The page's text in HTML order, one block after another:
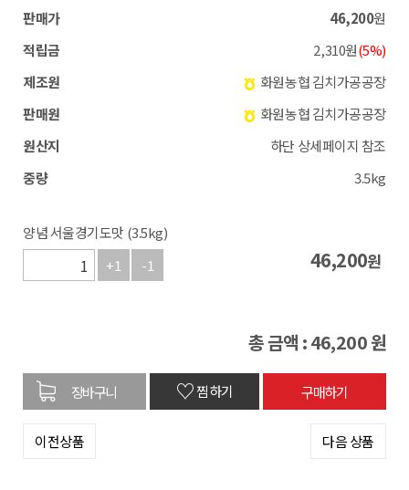
판매가 46,200원
적립금
2,310원(5%)
제조원
화원농협 김치가공공장
판매원
화원농협 김치가공공장
원산지
하단 상세페이지 참조
중량
3.5kg
양념 서울경기도맛 (3.5kg)
+1
-1 46,200원
총 금액 :46,200원
♡찜하기
이전상품 다음 상품